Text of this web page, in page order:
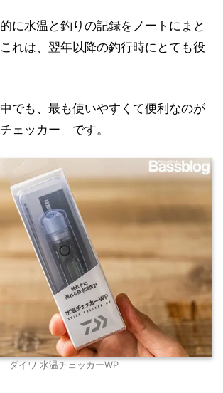
に水温と釣りの記録をノートにまと
れは、翌年以降の釣行時にとても役
でも、最も使いやすくて便利なのが
ェッカー」です。
ダイワ 水温チェッカーWP